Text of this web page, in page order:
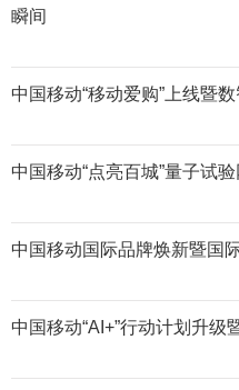
瞬间
中国移动“移动爱购”上线暨
中国移动“点亮百城”量子试
中国移动国际品牌焕新暨国
中国移动“AI+”行动计划升级